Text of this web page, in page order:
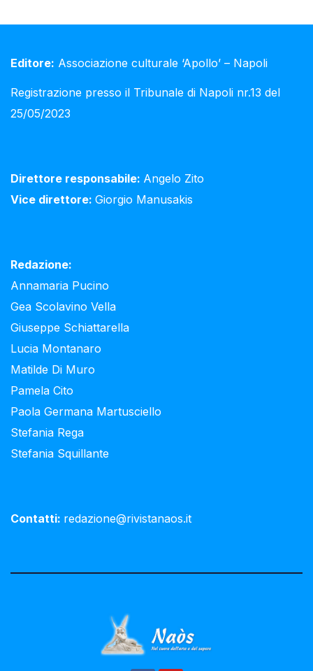
Editore: Associazione culturale ‘Apollo’ – Napoli
Registrazione presso il Tribunale di Napoli nr.13 del
25/05/2023
Direttore responsabile: Angelo Zito
Vice direttore: Giorgio Manusakis
Redazione:
Annamaria Pucino
Gea Scolavino Vella
Giuseppe Schiattarella
Lucia Montanaro
Matilde Di Muro
Pamela Cito
Paola Germana Martusciello
Stefania Rega
Stefania Squillante
Contatti: redazione@rivistanaos.it